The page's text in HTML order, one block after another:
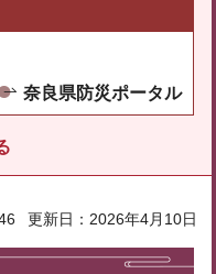
奈良県防災ポータル
更新日：2026年4月10日